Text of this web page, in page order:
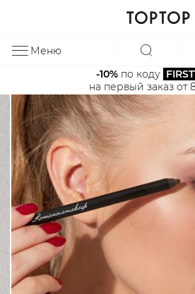
Меню
-10% по коду
на первый заказ от